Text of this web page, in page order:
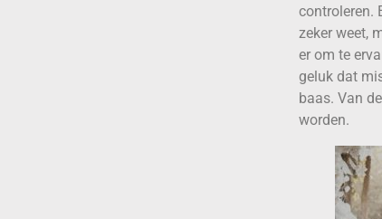
controleren.
zeker weet,
er om te
geluk dat
baas. Van
worden.